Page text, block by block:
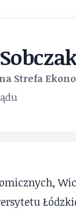
Strefa